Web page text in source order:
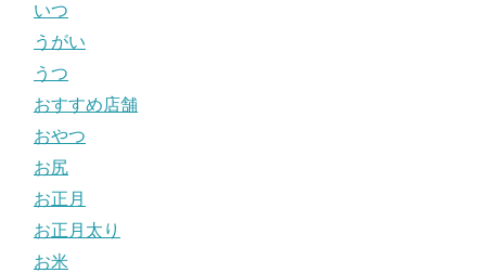
いつ
うがい
うつ
おすすめ店舗
おやつ
お尻
お正月
お正月太り
お米